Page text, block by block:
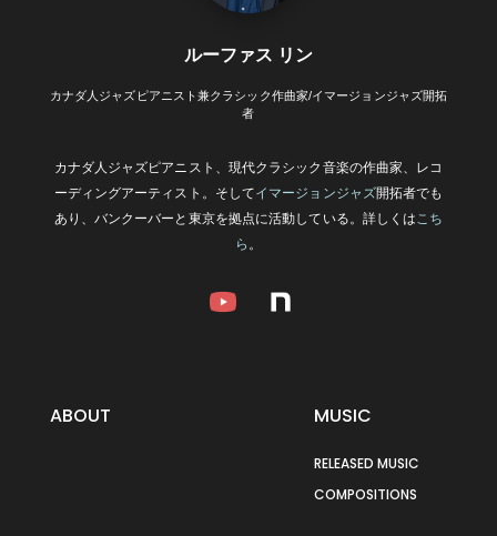
ルーファス リン
カナダ人ジャズピアニスト兼クラシック作曲家/イマージョンジャズ開拓
者
カナダ人ジャズピアニスト、現代クラシック音楽の作曲家、レコ
ーディングアーティスト。そしてイマージョンジャズ開拓者でも
あり、バンクーバーと東京を拠点に活動している。詳しくはこち
ら 。
ABOUT MUSIC
RELEASED MUSIC
COMPOSITIONS